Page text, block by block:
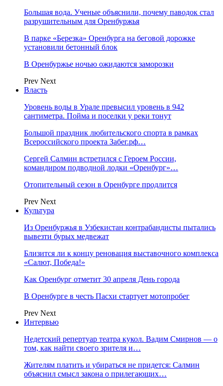
Большая вода. Ученые объяснили, почему паводок стал
разрушительным для Оренбуржья
В парке «Березка» Оренбурга на беговой дорожке
установили бетонный блок
В Оренбуржье ночью ожидаются заморозки
Prev Next
Власть
Уровень воды в Урале превысил уровень в 942
сантиметра. Пойма и поселки у реки тонут
Большой праздник любительского спорта в рамках
Всероссийского проекта Забег.рф…
Сергей Салмин встретился с Героем России,
командиром подводной лодки «Оренбург»…
Отопительный сезон в Оренбурге продлится
Prev Next
Культура
Из Оренбуржья в Узбекистан контрабандисты пытались
вывезти бурых медвежат
Близится ли к концу реновация выставочного комплекса
«Салют, Победа!»
Как Оренбург отметит 30 апреля День города
В Оренбурге в честь Пасхи стартует мотопробег
Prev Next
Интервью
Недетский репертуар театра кукол. Вадим Смирнов — о
том, как найти своего зрителя и…
Жителям платить и убираться не придется: Салмин
объяснил смысл закона о прилегающих…